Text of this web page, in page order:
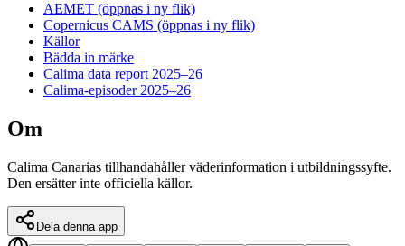
AEMET (öppnas i ny flik)
Copernicus CAMS (öppnas i ny flik)
Källor
Bädda in märke
Calima data report 2025–26
Calima-episoder 2025–26
Om
Calima Canarias tillhandahåller väderinformation i utbildningssyfte.
Den ersätter inte officiella källor.
Dela denna app